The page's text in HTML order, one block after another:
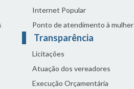
Internet Popular
Ponto de atendimento à mulher
Transparência
Licitações
Atuação dos vereadores
Execução Orçamentária